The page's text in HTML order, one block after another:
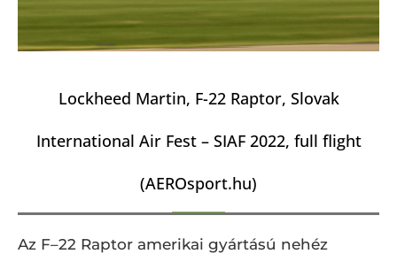
Lockheed Martin, F-22 Raptor, Slovak
International Air Fest – SIAF 2022, full flight
(AEROsport.hu)
Az F–22 Raptor amerikai gyártású nehéz